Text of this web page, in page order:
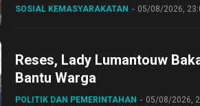
SOSIAL KEMASYARAKATAN 05/08/2026,
Reses, Lady Lumantouw
Bantu Warga
POLITIK DAN PEMERINTAHAN 05/08/2026,